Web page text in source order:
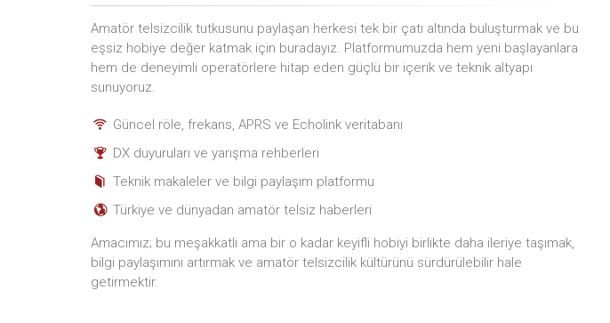
Amatör telsizcilik tutkusunu paylaşan herkesi tek bir çatı altında buluşturmak ve bu
eşsiz hobiye değer katmak için buradayız. Platformumuzda hem yeni başlayanlara
hem de deneyimli operatörlere hitap eden güçlü bir içerik ve teknik altyapı
sunuyoruz.
Güncel röle, frekans, APRS ve Echolink veritabanı
DX duyuruları ve yarışma rehberleri
Teknik makaleler ve bilgi paylaşım platformu
Türkiye ve dünyadan amatör telsiz haberleri
Amacımız; bu meşakkatli ama bir o kadar keyifli hobiyi birlikte daha ileriye taşımak,
bilgi paylaşımını artırmak ve amatör telsizcilik kültürünü sürdürülebilir hale
getirmektir.